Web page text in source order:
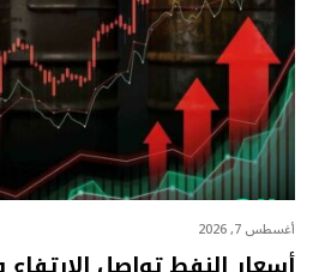
أغسطس 7, 2026